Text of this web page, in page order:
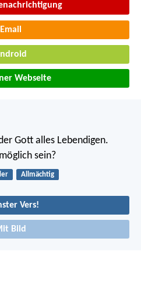
Email
Webseite
Gott alles Lebendigen.
sein?
Allmächtig
Vers!
Bild